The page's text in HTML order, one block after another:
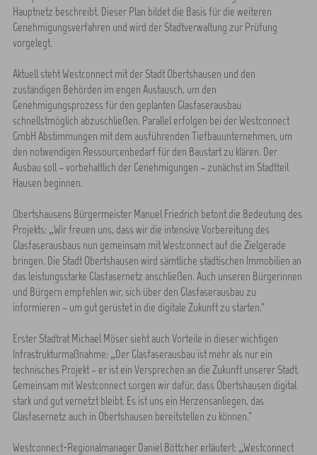
Hauptnetz beschreibt. Dieser Plan bildet die Basis für die weiteren
Genehmigungsverfahren und wird der Stadtverwaltung zur Prüfung
vorgelegt.
Aktuell steht Westconnect mit der Stadt Obertshausen und den
zuständigen Behörden im engen Austausch, um den
Genehmigungsprozess für den geplanten Glasfaserausbau
schnellstmöglich abzuschließen. Parallel erfolgen bei der Westconnect
GmbH Abstimmungen mit dem ausführenden Tiefbauunternehmen, um
den notwendigen Ressourcenbedarf für den Baustart zu klären. Der
Ausbau soll – vorbehaltlich der Genehmigungen – zunächst im Stadtteil
Hausen beginnen.
Obertshausens Bürgermeister Manuel Friedrich betont die Bedeutung des
Projekts: „Wir freuen uns, dass wir die intensive Vorbereitung des
Glasfaserausbaus nun gemeinsam mit Westconnect auf die Zielgerade
bringen. Die Stadt Obertshausen wird sämtliche städtischen Immobilien an
das leistungsstarke Glasfasernetz anschließen. Auch unseren Bürgerinnen
und Bürgern empfehlen wir, sich über den Glasfaserausbau zu
informieren – um gut gerüstet in die digitale Zukunft zu starten.“
Erster Stadtrat Michael Möser sieht auch Vorteile in dieser wichtigen
Infrastrukturmaßnahme: „Der Glasfaserausbau ist mehr als nur ein
technisches Projekt – er ist ein Versprechen an die Zukunft unserer Stadt.
Gemeinsam mit Westconnect sorgen wir dafür, dass Obertshausen digital
stark und gut vernetzt bleibt. Es ist uns ein Herzensanliegen, das
Glasfasernetz auch in Obertshausen bereitstellen zu können.“
Westconnect-Regionalmanager Daniel Böttcher erläutert: „Westconnect